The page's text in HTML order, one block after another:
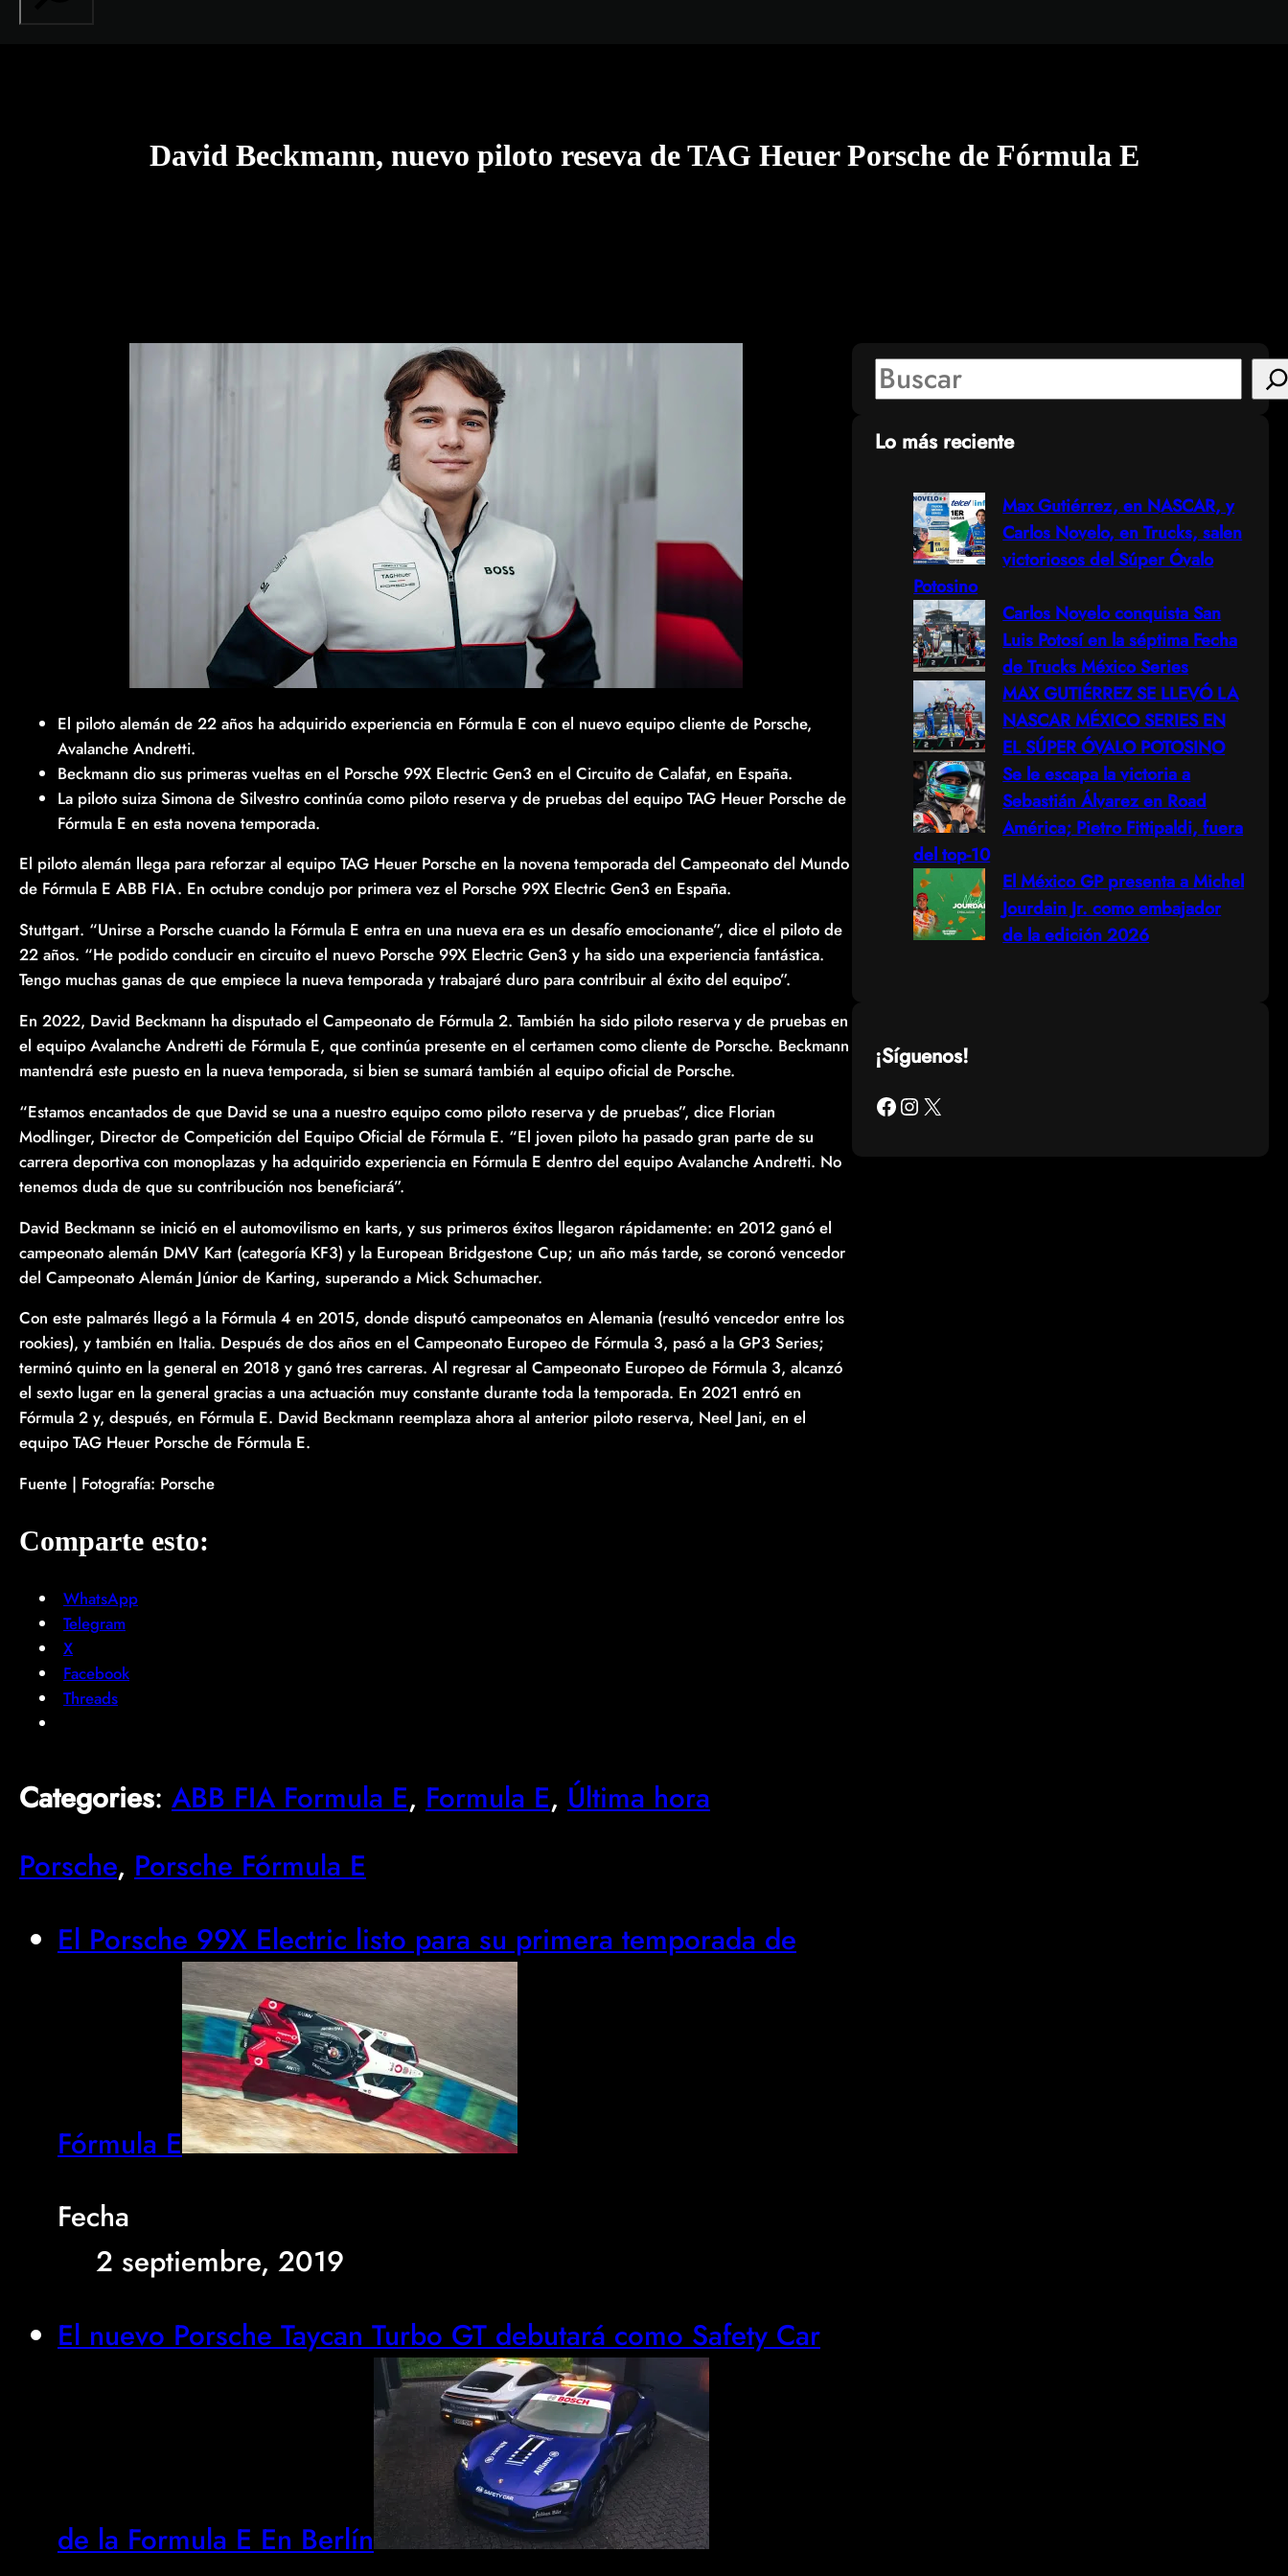
David Beckmann, nuevo piloto reseva de TAG Heuer Porsche de Fórmula E
El piloto alemán de 22 años ha adquirido experiencia en Fórmula E con el nuevo equipo cliente de Porsche,
Avalanche Andretti.
Beckmann dio sus primeras vueltas en el Porsche 99X Electric Gen3 en el Circuito de Calafat, en España.
La piloto suiza Simona de Silvestro continúa como piloto reserva y de pruebas del equipo TAG Heuer Porsche de
Fórmula E en esta novena temporada.
El piloto alemán llega para reforzar al equipo TAG Heuer Porsche en la novena temporada del Campeonato del Mundo
de Fórmula E ABB FIA. En octubre condujo por primera vez el Porsche 99X Electric Gen3 en España.
Stuttgart. “Unirse a Porsche cuando la Fórmula E entra en una nueva era es un desafío emocionante”, dice el piloto de
22 años. “He podido conducir en circuito el nuevo Porsche 99X Electric Gen3 y ha sido una experiencia fantástica.
Tengo muchas ganas de que empiece la nueva temporada y trabajaré duro para contribuir al éxito del equipo”.
En 2022, David Beckmann ha disputado el Campeonato de Fórmula 2. También ha sido piloto reserva y de pruebas en
el equipo Avalanche Andretti de Fórmula E, que continúa presente en el certamen como cliente de Porsche. Beckmann
mantendrá este puesto en la nueva temporada, si bien se sumará también al equipo oficial de Porsche.
“Estamos encantados de que David se una a nuestro equipo como piloto reserva y de pruebas”, dice Florian
Modlinger, Director de Competición del Equipo Oficial de Fórmula E. “El joven piloto ha pasado gran parte de su
carrera deportiva con monoplazas y ha adquirido experiencia en Fórmula E dentro del equipo Avalanche Andretti. No
tenemos duda de que su contribución nos beneficiará”.
David Beckmann se inició en el automovilismo en karts, y sus primeros éxitos llegaron rápidamente: en 2012 ganó el
campeonato alemán DMV Kart (categoría KF3) y la European Bridgestone Cup; un año más tarde, se coronó vencedor
del Campeonato Alemán Júnior de Karting, superando a Mick Schumacher.
Con este palmarés llegó a la Fórmula 4 en 2015, donde disputó campeonatos en Alemania (resultó vencedor entre los
rookies), y también en Italia. Después de dos años en el Campeonato Europeo de Fórmula 3, pasó a la GP3 Series;
terminó quinto en la general en 2018 y ganó tres carreras. Al regresar al Campeonato Europeo de Fórmula 3, alcanzó
el sexto lugar en la general gracias a una actuación muy constante durante toda la temporada. En 2021 entró en
Fórmula 2 y, después, en Fórmula E. David Beckmann reemplaza ahora al anterior piloto reserva, Neel Jani, en el
equipo TAG Heuer Porsche de Fórmula E.
Fuente | Fotografía: Porsche
Comparte esto:
WhatsApp
Telegram
X
Facebook
Threads
Categories: ABB FIA Formula E, Formula E, Última hora
Porsche, Porsche Fórmula E
El Porsche 99X Electric listo para su primera temporada de
Fórmula E
Fecha
2 septiembre, 2019
El nuevo Porsche Taycan Turbo GT debutará como Safety Car
de la Formula E En Berlín
S
eLo más reciente
Max Gutiérrez, en NASCAR, y
Carlos Novelo, en Trucks, salen
victoriosos del Súper Óvalo
Potosino
Carlos Novelo conquista San
Luis Potosí en la séptima Fecha
de Trucks México Series
MAX GUTIÉRREZ SE LLEVÓ LA
NASCAR MÉXICO SERIES EN
EL SÚPER ÓVALO POTOSINO
Se le escapa la victoria a
Sebastián Álvarez en Road
América; Pietro Fittipaldi, fuera
del top-10
El México GP presenta a Michel
Jourdain Jr. como embajador
de la edición 2026
¡Síguenos!
Facebook Instagram X